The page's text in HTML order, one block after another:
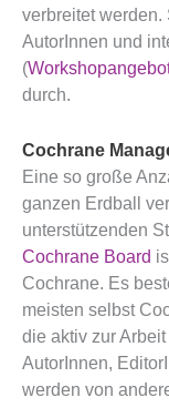
verbreitet
AutorInnen und
(
durch.
Cochrane
Eine so große
ganzen Erdball
unterstützenden
Cochrane Board
Cochrane. Es
meisten selbst
die aktiv zur
AutorInnen,
werden von